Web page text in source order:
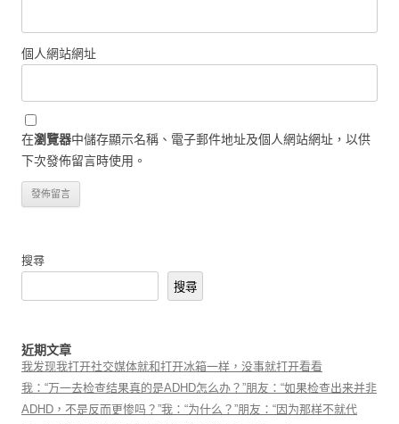
個人網站網址
在瀏覽器中儲存顯示名稱、電子郵件地址及個人網站網址，以供
下次發佈留言時使用。
搜尋
搜尋
近期文章
我发现我打开社交媒体就和打开冰箱一样，没事就打开看看
我：“万一去检查结果真的是ADHD怎么办？”朋友：“如果检查出来并非
ADHD，不是反而更惨吗？”我：“为什么？”朋友：“因为那样不就代